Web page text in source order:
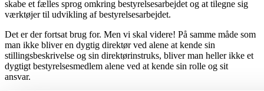
skabe et fælles sprog omkring bestyrelsesarbejdet og at tilegne sig
værktøjer til udvikling af bestyrelsesarbejdet.
Det er der fortsat brug for. Men vi skal videre! På samme måde som
man ikke bliver en dygtig direktør ved alene at kende sin
stillingsbeskrivelse og sin direktørinstruks, bliver man heller ikke et
dygtigt bestyrelsesmedlem alene ved at kende sin rolle og sit
ansvar.